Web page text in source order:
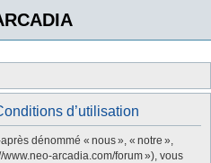
d’utilisation
dénommé « nous », « notre »,
www.neo-arcadia.com/forum »), vous